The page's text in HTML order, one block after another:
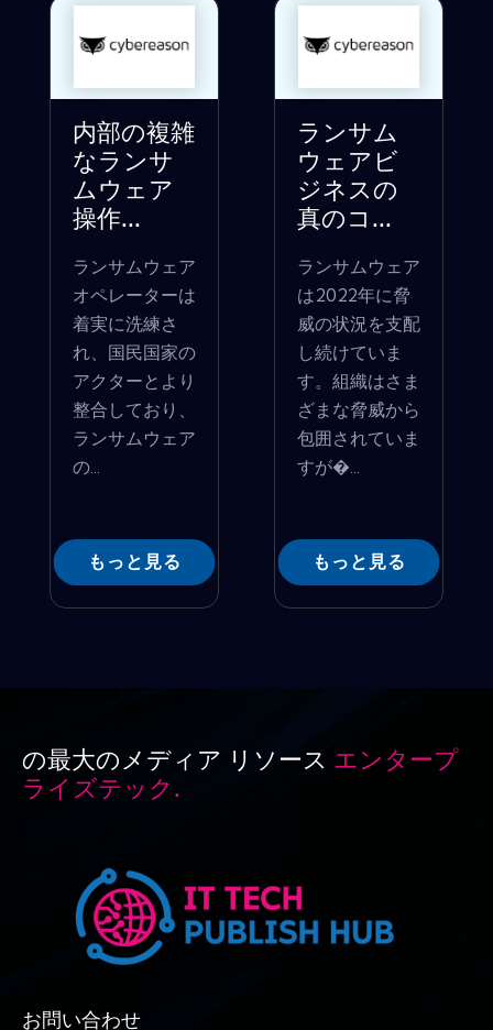
内部の複雑
なランサ
ムウェア
操作...
ランサムウェア
オペレーターは
着実に洗練さ
れ、国民国家の
アクターとより
整合しており、
ランサムウェア
の...
もっと見る
ランサム
ウェアビ
ジネスの
真のコ...
ランサムウェア
は2022年に脅
威の状況を支配
し続けていま
す。組織はさま
ざまな脅威から
包囲されていま
すが�...
もっと見る
の最大のメディア リソース エンタープ
ライズテック.
お問い合わせ